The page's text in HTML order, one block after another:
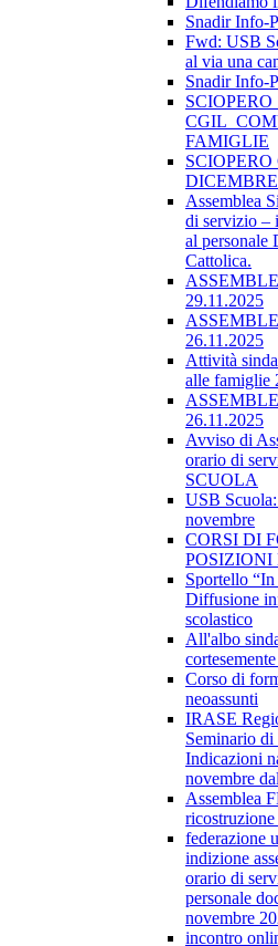
Snadir Info-
Fwd: USB
al via una
Snadir Info-
SCIOPERO
FAMIGLIE
Assemblea
di servizio –
al personale
Cattolica.
29.11.2025
26.11.2025
Attività
alle famiglie
26.11.2025
Avviso di
orario di
SCUOLA
USB
novembre
CORSI DI
POSIZIONI
Sportello
Diffusione
scolastico
All'albo
Corso di
neoassunti
IRASE
Seminario
Indicazioni
novembre
Assemblea
federazione
indizione
orario di
personale
novembre
incontro